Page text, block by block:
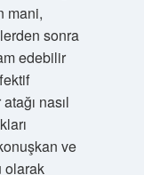
mani,
sonra
edebilir
nasıl
ve
olarak